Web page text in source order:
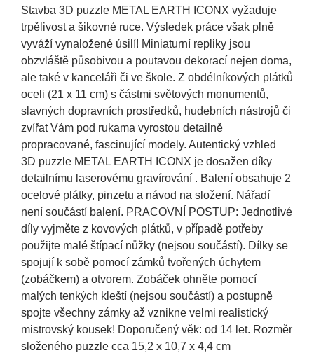
Stavba 3D puzzle METAL EARTH ICONX vyžaduje
trpělivost a šikovné ruce. Výsledek práce však plně
vyváží vynaložené úsilí! Miniaturní repliky jsou
obzvláště působivou a poutavou dekorací nejen doma,
ale také v kanceláři či ve škole. Z obdélníkových plátků
oceli (21 x 11 cm) s částmi světových monumentů,
slavných dopravních prostředků, hudebních nástrojů či
zvířat Vám pod rukama vyrostou detailně
propracované, fascinující modely. Autentický vzhled
3D puzzle METAL EARTH ICONX je dosažen díky
detailnímu laserovému gravírování . Balení obsahuje 2
ocelové plátky, pinzetu a návod na složení. Nářadí
není součástí balení. PRACOVNÍ POSTUP: Jednotlivé
díly vyjměte z kovových plátků, v případě potřeby
použijte malé štípací nůžky (nejsou součástí). Dílky se
spojují k sobě pomocí zámků tvořených úchytem
(zobáčkem) a otvorem. Zobáček ohněte pomocí
malých tenkých kleští (nejsou součástí) a postupně
spojte všechny zámky až vznikne velmi realistický
mistrovský kousek! Doporučený věk: od 14 let. Rozměr
složeného puzzle cca 15,2 x 10,7 x 4,4 cm